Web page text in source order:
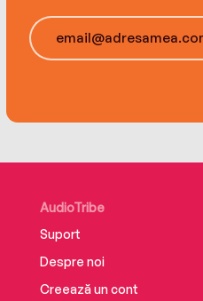
AudioTribe
Suport
Despre noi
Creează un cont